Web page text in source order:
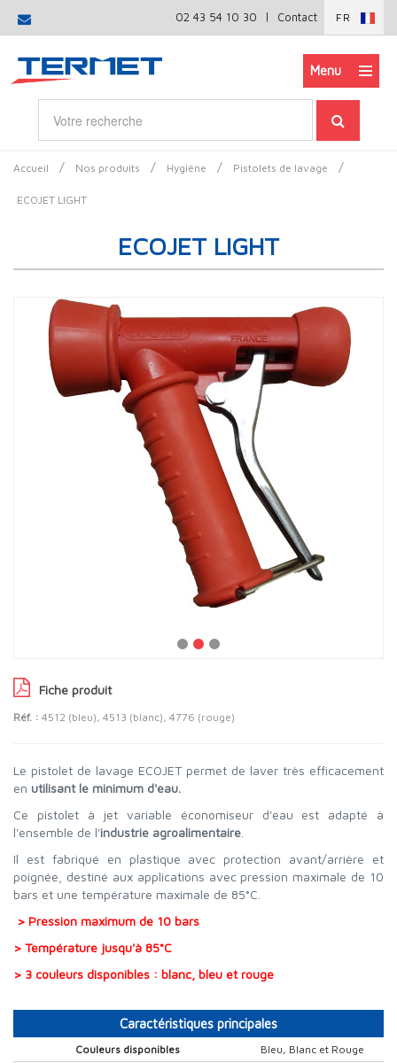
02 43 54 10 30 | Contact FR
Menu
Accueil / Nos produits / Hygiène / Pistolets de lavage /
ECOJET LIGHT
ECOJET LIGHT
Fiche produit
Réf. : 4512 (bleu), 4513 (blanc), 4776 (rouge)
Le pistolet de lavage ECOJET permet de laver très efficacement
en utilisant le minimum d'eau.
Ce pistolet à jet variable économiseur d'eau est adapté à
l'ensemble de l'industrie agroalimentaire
Il est fabriqué en plastique avec protection avant/arrière et
poignée, destiné aux applications avec pression maximale de 10
bars et une température maximale de 85°C.
> Pression maximum de 10 bars
> Température jusqu'à 85°C
> 3 couleurs disponibles : blanc, bleu et rouge
Caractéristiques principales
Couleurs disponibles
Bleu, Blanc et Rouge